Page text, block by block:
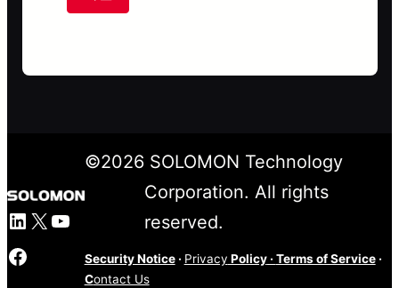
LinkedIn
X YouTube
©2026SOLOMON Technology
Corporation. All rights
reserved.
Security Notice· Privacy Policy· Terms of Service·
Contact Us